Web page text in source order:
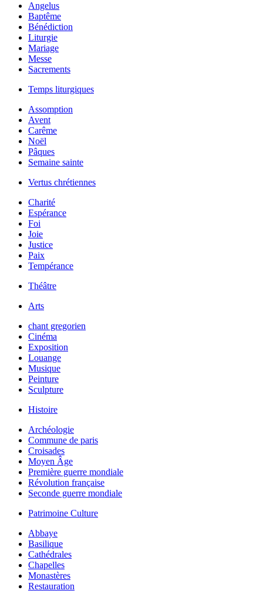
Angelus
Baptême
Bénédiction
Liturgie
Mariage
Messe
Sacrements
Temps liturgiques
Assomption
Avent
Carême
Noël
Pâques
Semaine sainte
Vertus chrétiennes
Charité
Espérance
Foi
Joie
Justice
Paix
Tempérance
Théâtre
Arts
chant gregorien
Cinéma
Exposition
Louange
Musique
Peinture
Sculpture
Histoire
Archéologie
Commune de paris
Croisades
Moyen Âge
Première guerre mondiale
Révolution française
Seconde guerre mondiale
Patrimoine Culture
Abbaye
Basilique
Cathédrales
Chapelles
Monastères
Restauration